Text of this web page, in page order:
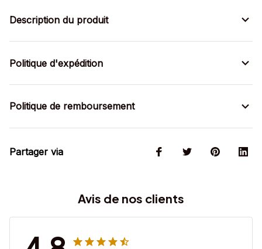
Description du produit
Politique d'expédition
Politique de remboursement
Partager via
Avis de nos clients